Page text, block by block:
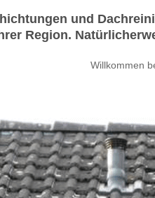
und
Region.
Willkommen